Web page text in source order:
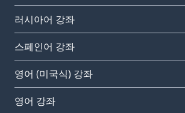
러시아어 강좌
스페인어 강좌
영어 (미국식) 강좌
영어 강좌